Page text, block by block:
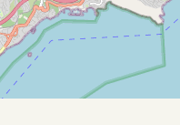
Diensten